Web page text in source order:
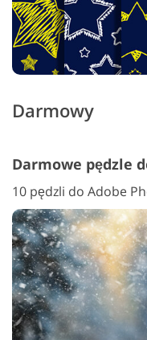
Darmowy
Darmowe pędzle
10 pędzli do Adobe